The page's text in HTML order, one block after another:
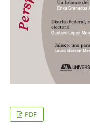
PDF